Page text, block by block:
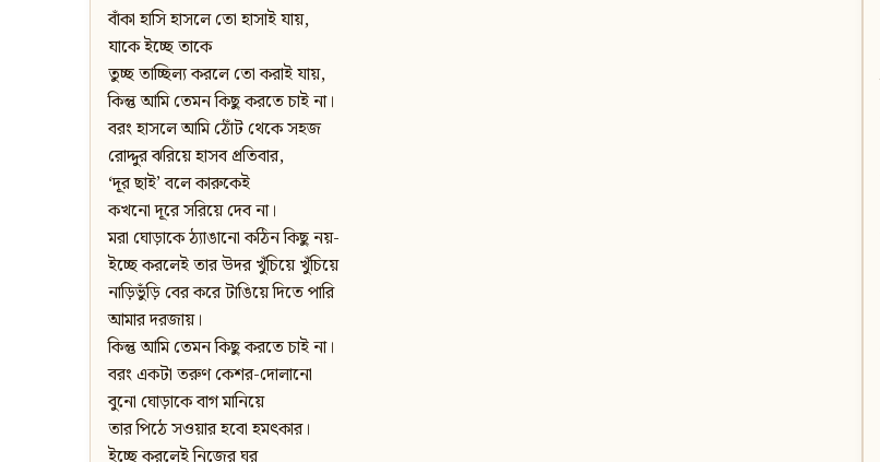
বাঁকা হাসি হাসলে তো হাসাই যায়,
যাকে ইচ্ছে তাকে
তুচ্ছ তাচ্ছিল্য করলে তো করাই যায়,
কিন্তু আমি তেমন কিছু করতে চাই না।
বরং হাসলে আমি ঠোঁট থেকে সহজ
রোদ্দুর ঝরিয়ে হাসব প্রতিবার,
‘দূর ছাই’ বলে কারুকেই
কখনো দূরে সরিয়ে দেব না।
মরা ঘোড়াকে ঠ্যাঙানো কঠিন কিছু নয়-
ইচ্ছে করলেই তার উদর খুঁচিয়ে খুঁচিয়ে
নাড়িভুঁড়ি বের করে টাঙিয়ে দিতে পারি
আমার দরজায়।
কিন্তু আমি তেমন কিছু করতে চাই না।
বরং একটা তরুণ কেশর-দোলানো
বুনো ঘোড়াকে বাগ মানিয়ে
তার পিঠে সওয়ার হবো হমৎকার।